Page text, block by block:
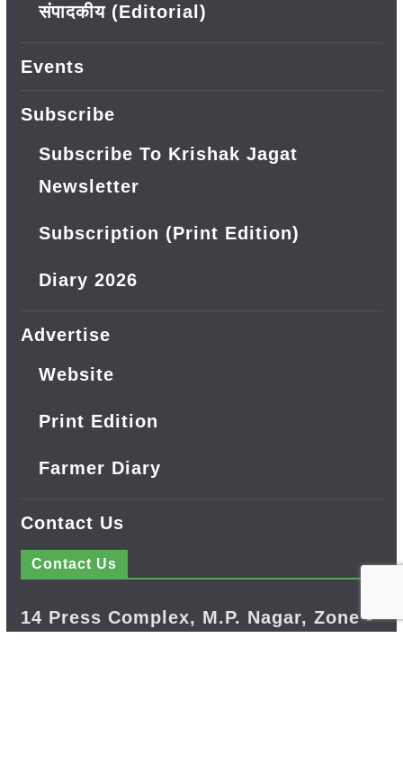
संपादकीय (Editorial)
Events
Subscribe
Subscribe To Krishak Jagat
Newsletter
Subscription (Print Edition)
Diary 2026
Advertise
Website
Print Edition
Farmer Diary
Contact Us
Contact Us
14 Press Complex, M.P. Nagar, Zone -